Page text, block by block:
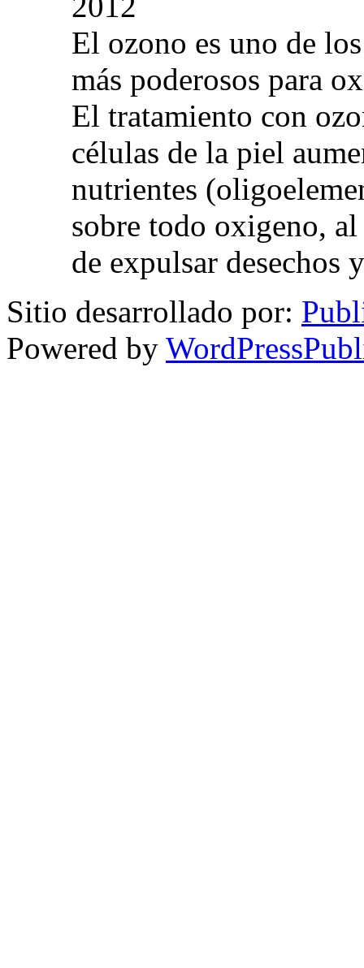
El ozono es uno de
más poderosos para
El tratamiento con
células de la piel
nutrientes
sobre todo oxigeno,
de expulsar
Sitio desarrollado por:
Powered by